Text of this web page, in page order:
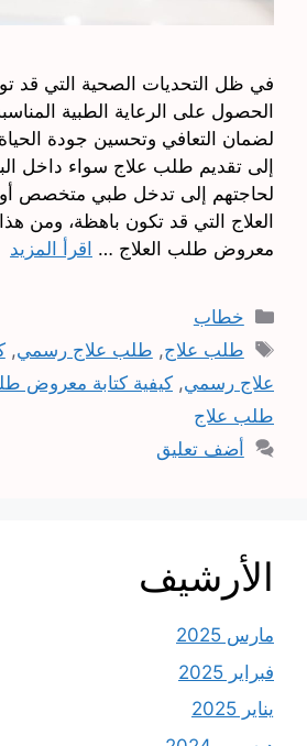
في ظل التحديات الصحية التي قد
الحصول على الرعاية الطبية
لضمان التعافي وتحسين جودة
إلى تقديم طلب علاج سواء داخل
لحاجتهم إلى تدخل طبي متخصص أو
العلاج التي قد تكون باهظة، ومن
معروض طلب العلاج … اقرأ المزيد
التصنيفات
خطاب
الوسوم
طلب علاج, طلب علاج رسمي,
علاج رسمي, كيفية كتابة معروض
طلب علاج
أضف تعليق
الأرشيف
مارس 2025
فبراير 2025
يناير 2025